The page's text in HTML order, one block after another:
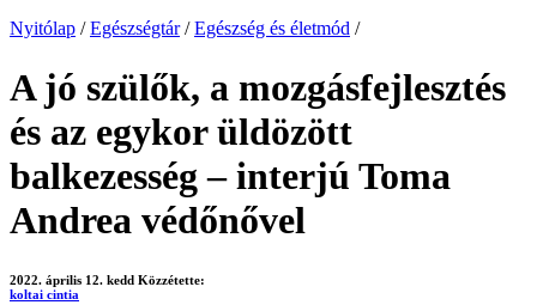
Nyitólap / Egészségtár / Egészség és életmód /
A jó szülők, a mozgásfejlesztés
és az egykor üldözött
balkezesség – interjú Toma
Andrea védőnővel
2022. április 12. kedd Közzétette:
koltai cintia